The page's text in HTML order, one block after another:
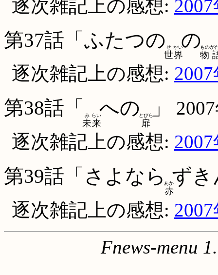
逐次雑記上の感想:
第37話「ふたつの
世界
せ かいの
物
ものが
逐次雑記上の感想:
第38話「
未来
み らいへの
扉
とびら 」
逐次雑記上の感想:
第39話「さよなら
赤
あかずき
逐次雑記上の感想:
Fnews-menu